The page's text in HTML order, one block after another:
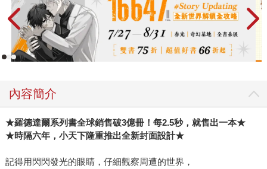
內容簡介
★羅德達爾系列書全球銷售破3億冊！每2.5秒，就售出一本★
★時隔六年，小天下隆重推出全新封面設計★
記得用閃閃發光的眼睛，仔細觀察周遭的世界，